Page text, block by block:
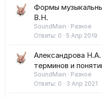
Формы
В.Н.
SoundMain
Разное
Ответы 0 5 Апр 2019
Александрова
терминов и
SoundMain
Разное
Ответы 0 3 Апр 2021